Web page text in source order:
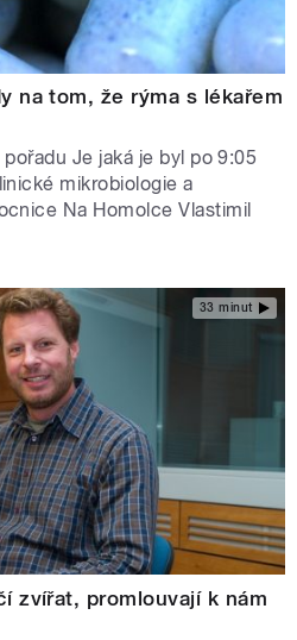
na tom, že rýma s lékařem
Je jaká je byl po 9:05
mikrobiologie a
Na Homolce Vlastimil
33 minut
zvířat, promlouvají k nám